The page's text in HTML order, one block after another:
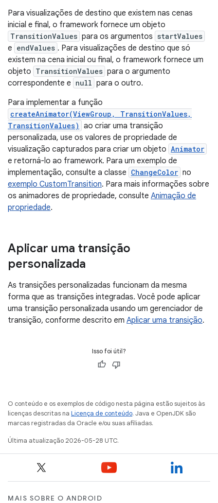
Para visualizações de destino que existem nas cenas
inicial e final, o framework fornece um objeto
TransitionValues para os argumentos startValues
e endValues . Para visualizações de destino que só
existem na cena inicial ou final, o framework fornece um
objeto TransitionValues para o argumento
correspondente e null para o outro.
Para implementar a função
createAnimator(ViewGroup, TransitionValues,
TransitionValues) ao criar uma transição
personalizada, use os valores de propriedade de
visualização capturados para criar um objeto Animator
e retorná-lo ao framework. Para um exemplo de
implementação, consulte a classe ChangeColor no
exemplo CustomTransition. Para mais informações sobre
os animadores de propriedade, consulte Animação de
propriedade.
Aplicar uma transição
personalizada
As transições personalizadas funcionam da mesma
forma que as transições integradas. Você pode aplicar
uma transição personalizada usando um gerenciador de
transição, conforme descrito em Aplicar uma transição.
Isso foi útil?
O conteúdo e os exemplos de código nesta página estão sujeitos às
licenças descritas na Licença de conteúdo. Java e OpenJDK são
marcas registradas da Oracle e/ou suas afiliadas.
Última atualização 2026-05-28 UTC.
MAIS SOBRE O ANDROID